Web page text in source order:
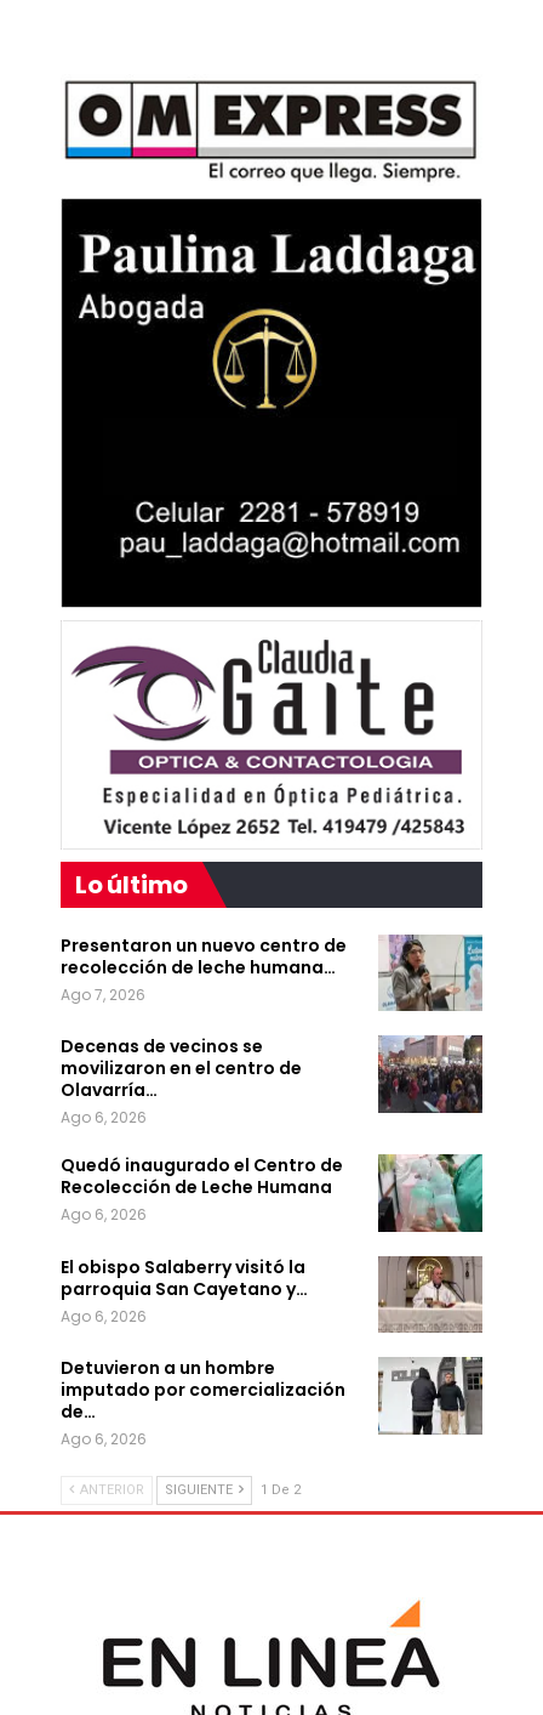
Lo último
Presentaron un nuevo centro de
recolección de leche humana…
Ago 7, 2026
Decenas de vecinos se
movilizaron en el centro de
Olavarría…
Ago 6, 2026
Quedó inaugurado el Centro de
Recolección de Leche Humana
Ago 6, 2026
El obispo Salaberry visitó la
parroquia San Cayetano y…
Ago 6, 2026
Detuvieron a un hombre
imputado por comercialización
de…
Ago 6, 2026
ANTERIOR SIGUIENTE 1 De 2